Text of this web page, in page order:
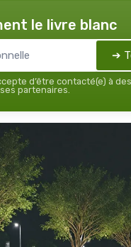
le livre blanc
➔
d’être contacté(e) à
partenaires.